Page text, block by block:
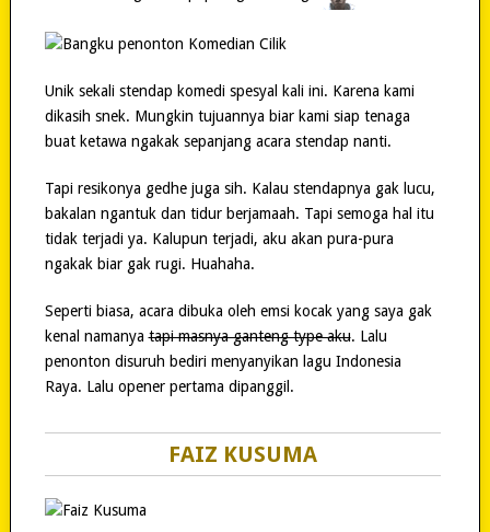
Unik sekali stendap komedi spesyal kali ini. Karena kami
dikasih snek. Mungkin tujuannya biar kami siap tenaga
buat ketawa ngakak sepanjang acara stendap nanti.
Tapi resikonya gedhe juga sih. Kalau stendapnya gak lucu,
bakalan ngantuk dan tidur berjamaah. Tapi semoga hal itu
tidak terjadi ya. Kalupun terjadi, aku akan pura-pura
ngakak biar gak rugi. Huahaha.
Seperti biasa, acara dibuka oleh emsi kocak yang saya gak
kenal namanyatapi masnya ganteng type aku. Lalu
penonton disuruh bediri menyanyikan lagu Indonesia
Raya. Lalu opener pertama dipanggil.
FAIZ KUSUMA